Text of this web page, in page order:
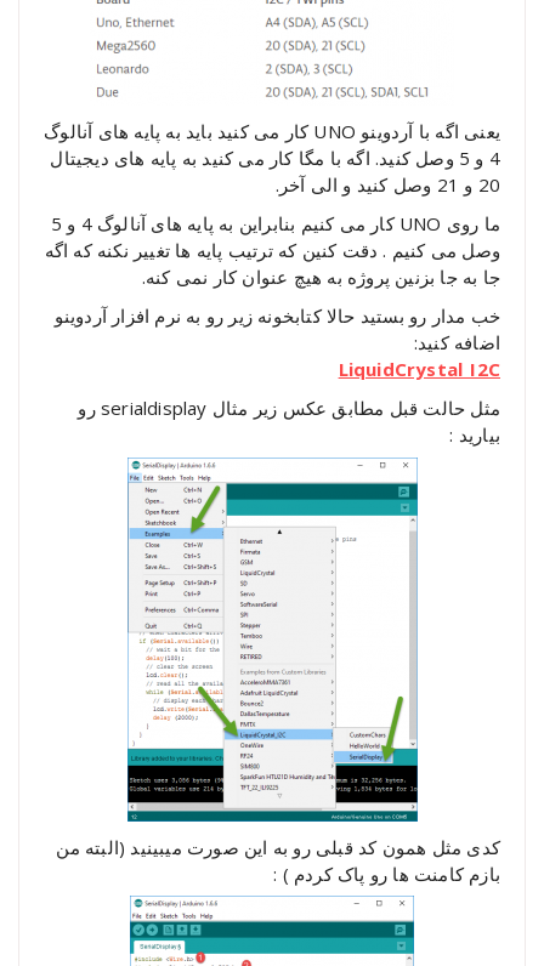
یعنی اگه با آردوینو UNO کار می کنید باید به پایه های آنالوگ
4 و 5 وصل کنید. اگه با مگا کار می کنید به پایه های دیجیتال
20 و 21 وصل کنید و الی آخر.
ما روی UNO کار می کنیم بنابراین به پایه های آنالوگ 4 و 5
وصل می کنیم . دقت کنین که ترتیب پایه ها تغییر نکنه که اگه
جا به جا بزنین پروژه به هیچ عنوان کار نمی کنه.
خب مدار رو بستید حالا کتابخونه زیر رو به نرم افزار آردوینو
اضافه کنید:
LiquidCrystal_I2C
مثل حالت قبل مطابق عکس زیر مثال serialdisplay رو
بیارید :
کدی مثل همون کد قبلی رو به این صورت میبینید (البته من
بازم کامنت ها رو پاک کردم ) :